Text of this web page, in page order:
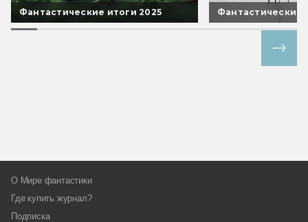
Фантастические итоги 2025 Фантастические
О Мире фантастики
Где купить журнал?
Подписка